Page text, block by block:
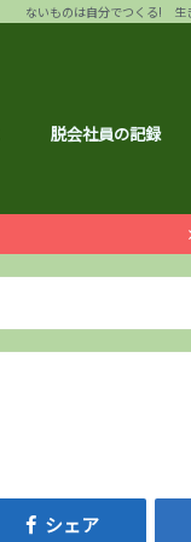
ないものは自分でつくる! 生
脱会社員の記録
シェア